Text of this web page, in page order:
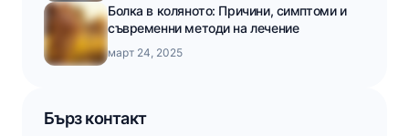
Болка в коляното: Причини, симптоми и
съвременни методи на лечение
март 24, 2025
Бърз контакт